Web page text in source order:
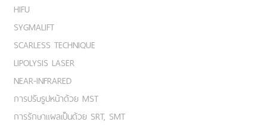
HIFU
SYGMALIFT
SCARLESS TECHNIQUE
LIPOLYSIS LASER
NEAR-INFRARED
การปรับรูปหน้าด้วย MST
การรักษาแผลเป็นด้วย SRT, SMT